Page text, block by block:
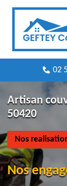
02
Artisan
50420
Nos
Nos